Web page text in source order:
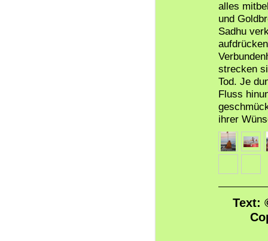
alles
und
Sadhu
strecken
Tod. Je
Fluss
ihrer
Text: